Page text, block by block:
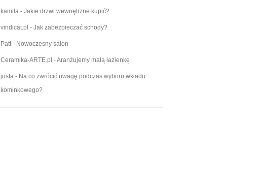
kamila - Jakie drzwi wewnętrzne kupić?
vindicat.pl - Jak zabezpieczać schody?
Patt- Nowoczesny salon
Ceramika-ARTE.pl -Aranżujemy małą łazienkę
justa - Na co zwrócić uwagę podczas wyboru wkładu
kominkowego?